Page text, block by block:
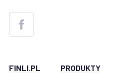
FINLI.PL PRODUKTY